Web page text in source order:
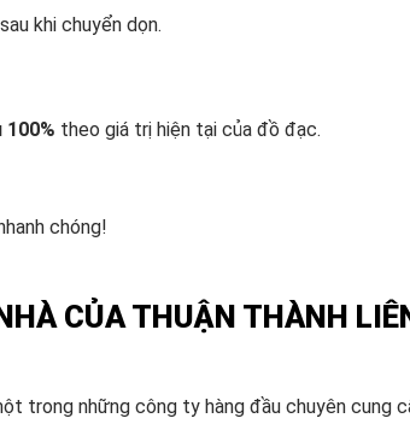
khi chuyển dọn.
theo giá trị hiện tại của đồ đạc.
chóng!
CỦA THUẬN THÀNH
trong những công ty hàng đầu chuyên cung